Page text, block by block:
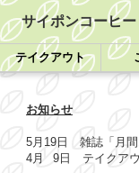
サイポンコーヒー
テイクアウト
お知らせ
5月19日 雑誌「月間
4月 9日 テイクアウ